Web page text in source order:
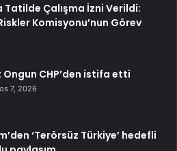
Tatilde Çalışma İzni Verildi:
Komisyonu’nun Görev
CHP’den istifa etti
7, 2026
‘Terörsüz Türkiye’ hedefli